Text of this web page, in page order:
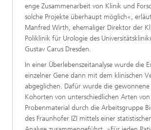
enge Zusammenarbeit von Klinik und
solche Projekte überhaupt möglich«,
Manfred Wirth, ehemaliger Direktor der
Poliklinik für Urologie des
Gustav Carus Dresden.
In einer Überlebenszeitanalyse wurde die
einzelner Gene dann mit dem klinischen
abgeglichen. Dafür wurde die gewonnene
Kohorten von unterschiedlichen Arten von
Probenmaterial durch die Arbeitsgruppe
des Fraunhofer IZI mittels einer